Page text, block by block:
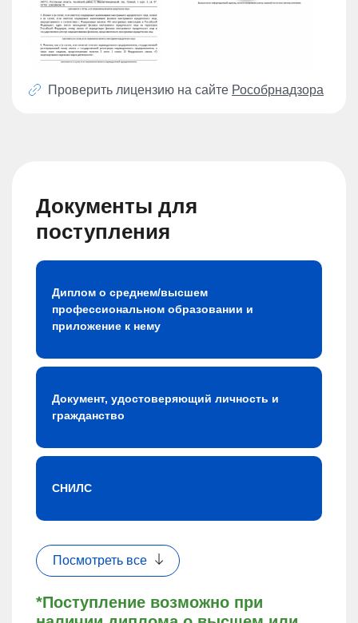
Проверить лицензию на сайте Рособрнадзора
Документы для
поступления
*Поступление возможно при
Диплом о среднем/высшем
профессиональном образовании и
приложение к нему
Документ, удостоверяющий личность и
гражданство
СНИЛС
Посмотреть все